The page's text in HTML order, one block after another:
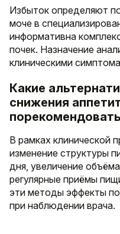
Избыток определяют
моче в
информативна
почек. Назначение
клиническими
Какие
снижения
В рамках клинической
изменение структуры
дня, увеличение
регулярные приёмы
эти методы эффекты
при наблюдении врача.